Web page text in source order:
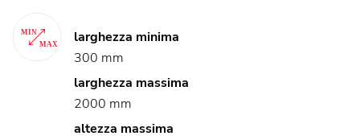
larghezza minima
300 mm
larghezza massima
2000 mm
altezza massima